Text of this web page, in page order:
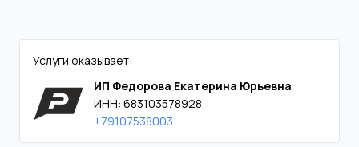
Услуги оказывает:
ИП Федорова Екатерина Юрьевна
ИНН: 683103578928
+79107538003